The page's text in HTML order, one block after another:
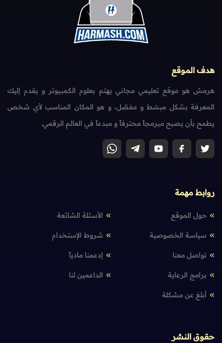
هدف الموقع
هرمش هو موقع تعليمي مجاني يهتم بعلوم الكمبيوتر و يقدم إليك
المعرفة بشكل مبسّط و مفصّل، و هو المكان المناسب لأي شخص
يطمح بأن يصبح مبرمجاً محترفاً و مبدعاً في العالم الرقمي.
روابط مهمة
حول الموقع الأسئلة الشائعة
سياسة الخصوصية شروط الإستخدام
تواصل معنا إدعمنا مادياً
برامج الرعاية الداعمين لنا
أبلغ عن مشكلة
حقوق النشر